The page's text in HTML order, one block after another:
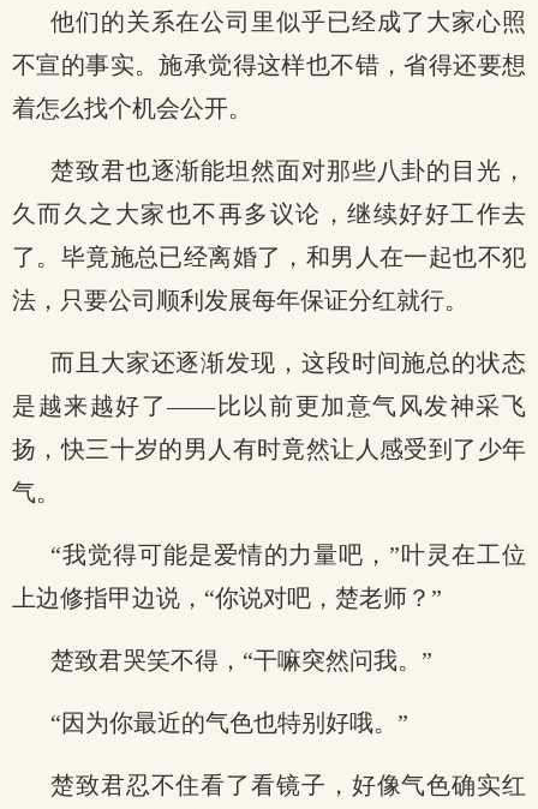
他们的关系在公司里似乎已经成了大家心照
不宣的事实。施承觉得这样也不错，省得还要想
着怎么找个机会公开。
楚致君也逐渐能坦然面对那些八卦的目光，
久而久之大家也不再多议论，继续好好工作去
了。毕竟施总已经离婚了，和男人在一起也不犯
法，只要公司顺利发展每年保证分红就行。
而且大家还逐渐发现，这段时间施总的状态
是越来越好了——比以前更加意气风发神采飞
扬，快三十岁的男人有时竟然让人感受到了少年
气。
“我觉得可能是爱情的力量吧，”叶灵在工位
上边修指甲边说，“你说对吧，楚老师？”
楚致君哭笑不得，“干嘛突然问我。”
“因为你最近的气色也特别好哦。”
楚致君忍不住看了看镜子，好像气色确实红